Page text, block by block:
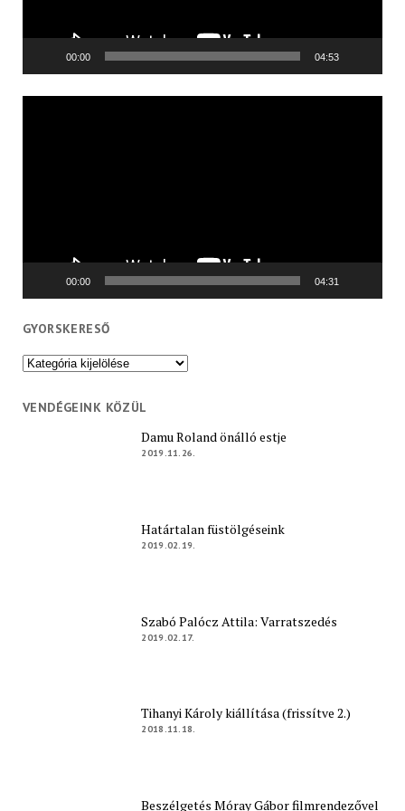
00:00 04:53
00:00 04:31
GYORSKERESŐ
Gyorskereső
VENDÉGEINK KÖZÜL
Damu Roland önálló estje
2019.11.26.
Határtalan füstölgéseink
2019.02.19.
Szabó Palócz Attila: Varratszedés
2019.02.17.
Tihanyi Károly kiállítása (frissítve 2.)
2018.11.18.
Beszélgetés Móray Gábor filmrendezővel